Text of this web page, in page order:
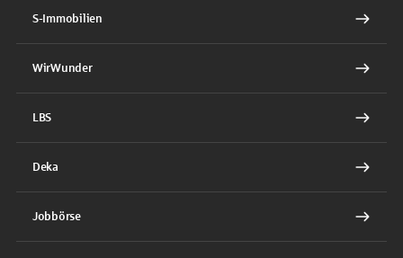
S-Immobilien
WirWunder
LBS
Deka
Jobbörse